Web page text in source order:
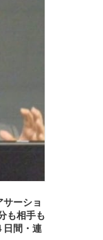
ーショ
も相手も
日間・連